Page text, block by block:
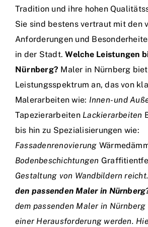
Tradition und ihre hohen
Sie sind bestens vertraut mit den
Anforderungen und
in der Stadt.Welche Leistungen
Nürnberg? Maler in Nürnberg
Leistungsspektrum an, das von
Malerarbeiten wie: Innen- und
Tapezierarbeiten Lackierarbeiten
bis hin zu Spezialisierungen wie:
Fassadenrenovierung
Bodenbeschichtungen
Gestaltung von Wandbildern reicht.
den passenden Maler in
dem passenden Maler in
einer Herausforderung werden.